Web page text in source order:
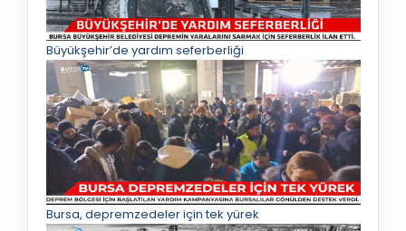
Büyükşehir’de yardım seferberliği
Bursa, depremzedeler için tek yürek